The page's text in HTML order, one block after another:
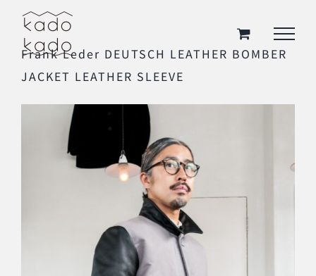
Skip
contentFrank Leder DEUTSCH LEATHER BOMBER
JACKET LEATHER SLEEVE